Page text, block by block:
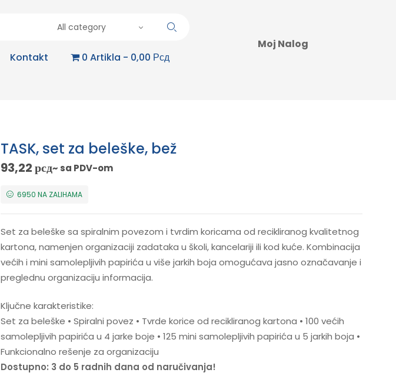
All category
Kontakt 0 Artikla 0,00 Рсд
Moj Nalog
TASK, set za beleške, bež
93,22рсд~ sa PDV-om
6950 NA ZALIHAMA
Set za beleške sa spiralnim povezom i tvrdim koricama od recikliranog kvalitetnog
kartona, namenjen organizaciji zadataka u školi, kancelariji ili kod kuće. Kombinacija
većih i mini samolepljivih papirića u više jarkih boja omogućava jasno označavanje i
preglednu organizaciju informacija.
Ključne karakteristike:
Set za beleške • Spiralni povez • Tvrde korice od recikliranog kartona • 100 većih
samolepljivih papirića u 4 jarke boje • 125 mini samolepljivih papirića u 5 jarkih boja •
Funkcionalno rešenje za organizaciju
Dostupno: 3 do 5 radnih dana od naručivanja!